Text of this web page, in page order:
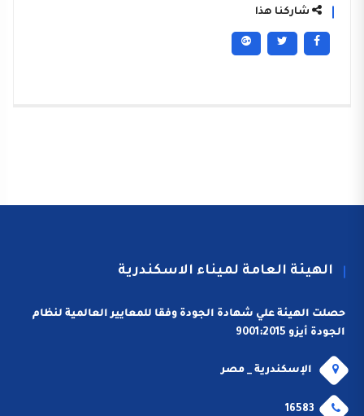
شاركنا هذا
الهيئة العامة لميناء الاسكندرية
حصلت الهيئة علي شهادة الجودة وفقا للمعايير العالمية لنظام
الجودة أيزو 9001:2015
الإسكندرية _ مصر
16583